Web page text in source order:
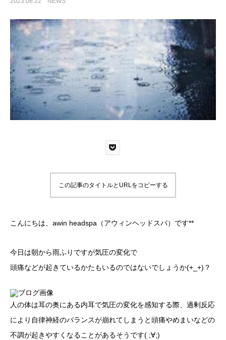
この記事のタイトルとURLをコピーする
こんにちは、awin headspa（アウィンヘッドスパ）です**
今日は朝から雨ふりですが気圧の変化で
頭痛などが起きているかたもいるのではないでしょうか(+_+)？
人の体は耳の奥にある内耳で気圧の変化を感知する際、過剰反応
により自律神経のバランスが崩れてしまうと頭痛やめまいなどの
不調が起きやすくなることがあるそうです( ;∀;)